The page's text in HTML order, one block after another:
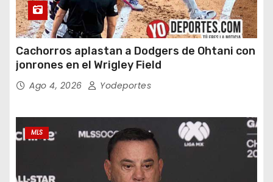
Cachorros aplastan a Dodgers de Ohtani con
jonrones en el Wrigley Field
Ago 4, 2026 Yodeportes
MLS